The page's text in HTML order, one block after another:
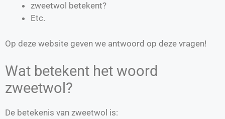
zweetwol betekent?
Etc.
Op deze website geven we antwoord op deze vragen!
Wat betekent het woord
zweetwol?
De betekenis van zweetwol is: